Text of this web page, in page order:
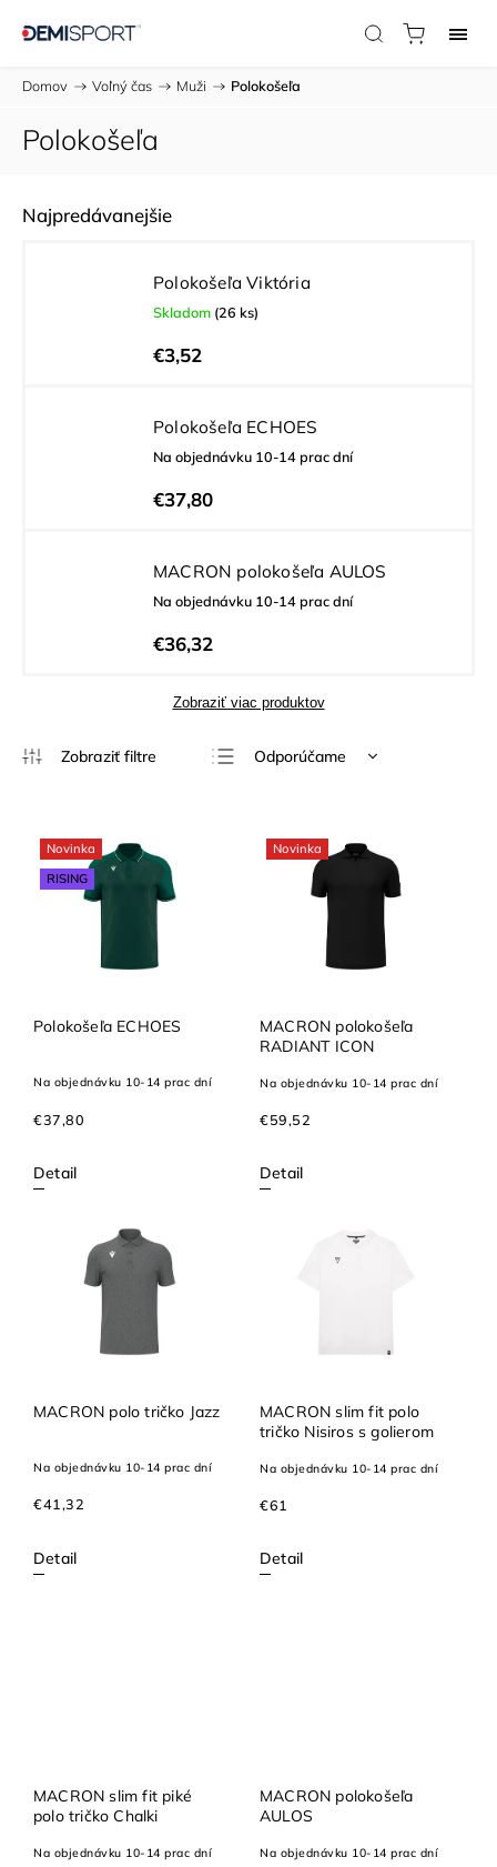
Domov / Voľný čas / Muži / Polokošeľa
Polokošeľa
Najpredávanejšie
Polokošeľa Viktória
Skladom (26 ks)
€3,52
Polokošeľa ECHOES
Na objednávku 10-14 prac dní
€37,80
MACRON polokošeľa AULOS
Na objednávku 10-14 prac dní
€36,32
Zobraziť viac produktov
Odporúčame
Najpredávanejšie
Abecedne
Novinka
RISING
Polokošeľa ECHOES
Na objednávku 10-14 prac dní
€37,80
Detail
Novinka
MACRON polokošeľa
RADIANT ICON
Na objednávku 10-14 prac dní
€59,52
Detail
MACRON polo tričko Jazz
Na objednávku 10-14 prac dní
€41,32
Detail
MACRON slim fit polo
tričko Nisiros s golierom
Na objednávku 10-14 prac dní
€61
Detail
MACRON slim fit piké
polo tričko Chalki
Na objednávku 10-14 prac dní
MACRON polokošeľa
AULOS
Na objednávku 10-14 prac dní